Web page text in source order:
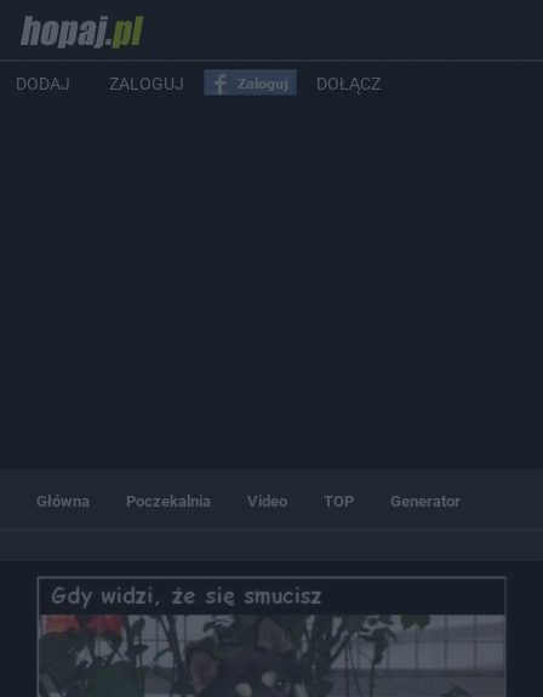
DODAJ ZALOGUJ DOŁĄCZ
Główna Poczekalnia Video TOP Generator